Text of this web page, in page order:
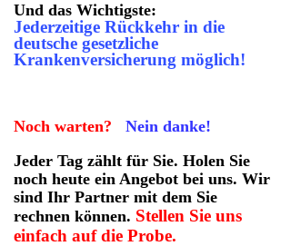
Und das Wichtigste:
Jederzeitige Rückkehr in die
deutsche gesetzliche
Krankenversicherung möglich!
Noch warten? Nein danke!
Jeder Tag zählt für Sie. Holen Sie
noch heute ein Angebot bei uns. Wir
sind Ihr Partner mit dem Sie
rechnen können. Stellen Sie uns
einfach auf die Probe.